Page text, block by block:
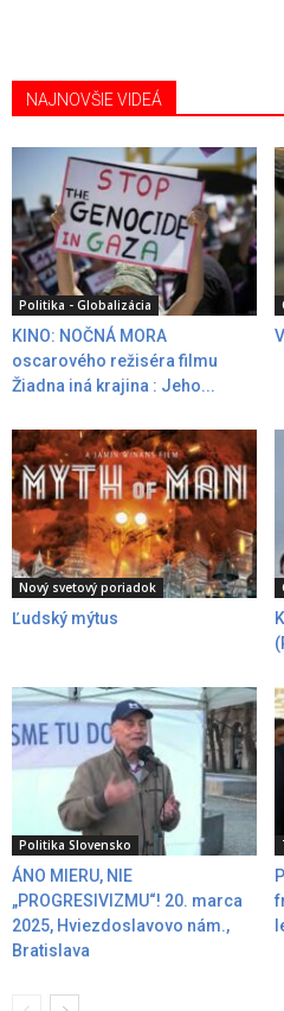
NAJNOVŠIE VIDEÁ
Politika - Globalizácia
KINO: NOČNÁ MORA
oscarového režiséra filmu
Žiadna iná krajina : Jeho...
Nový svetový poriadok
Ľudský mýtus
Politika Slovensko
ÁNO MIERU, NIE
„PROGRESIVIZMU“! 20. marca
2025, Hviezdoslavovo nám.,
Bratislava